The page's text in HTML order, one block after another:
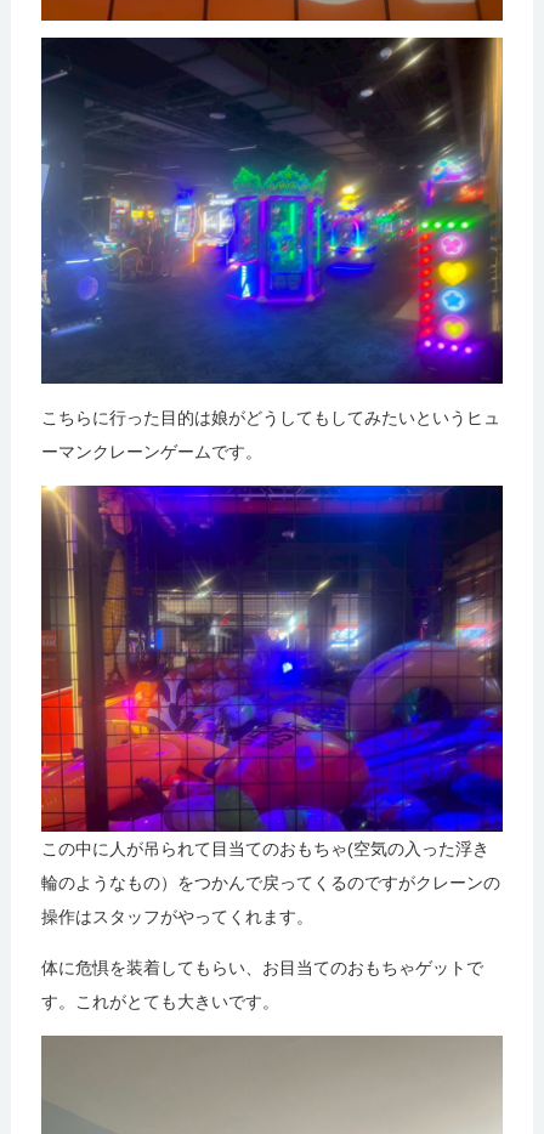
こちらに行った目的は娘がどうしてもしてみたいというヒュ
ーマンクレーンゲームです。
この中に人が吊られて目当てのおもちゃ(空気の入った浮き
輪のようなもの）をつかんで戻ってくるのですがクレーンの
操作はスタッフがやってくれます。
体に危惧を装着してもらい、お目当てのおもちゃゲットで
す。これがとても大きいです。